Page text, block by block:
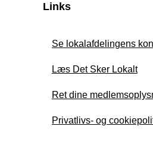
Links
Se lokalafdelingens
Læs Det Sker Lokalt
Ret dine
Privatlivs- og